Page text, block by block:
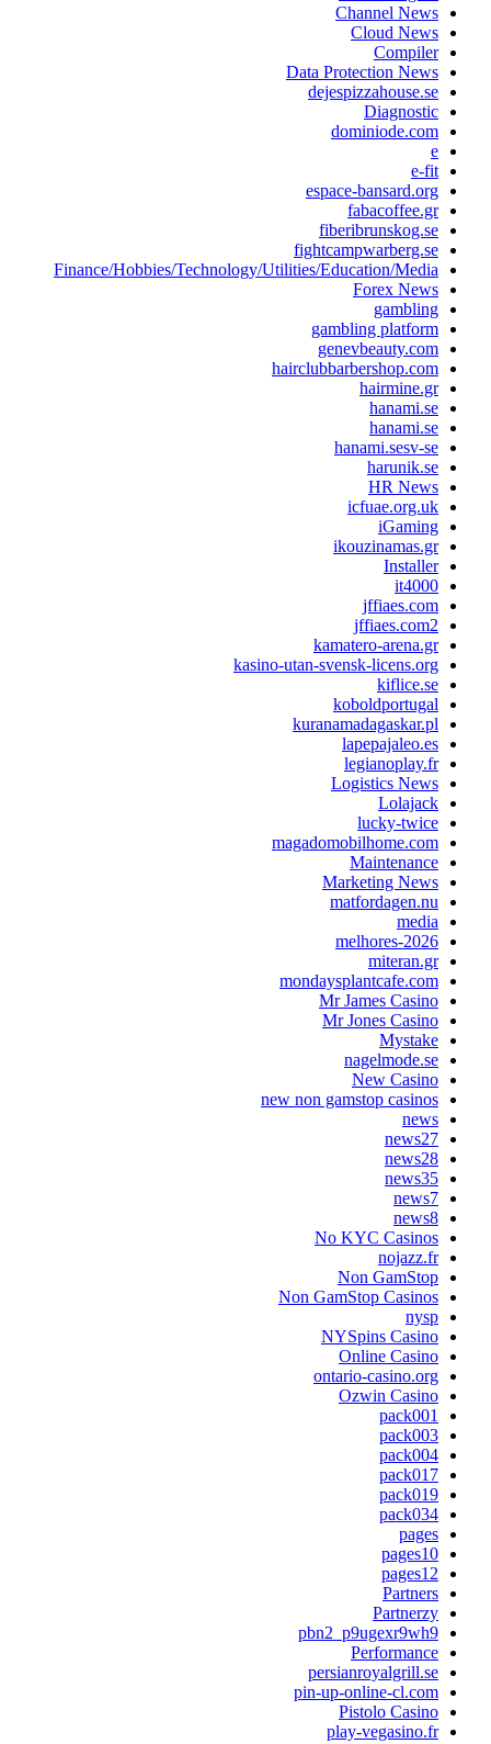
Channel News
Cloud News
Compiler
Data Protection News
dejespizzahouse.se
Diagnostic
dominiode.com
e
e-fit
espace-bansard.org
fabacoffee.gr
fiberibrunskog.se
fightcampwarberg.se
Finance/Hobbies/Technology/Utilities/Education/Media
Forex News
gambling
gambling platform
genevbeauty.com
hairclubbarbershop.com
hairmine.gr
hanami.se
hanami.se
hanami.sesv-se
harunik.se
HR News
icfuae.org.uk
iGaming
ikouzinamas.gr
Installer
it4000
jffiaes.com
jffiaes.com2
kamatero-arena.gr
kasino-utan-svensk-licens.org
kiflice.se
koboldportugal
kuranamadagaskar.pl
lapepajaleo.es
legianoplay.fr
Logistics News
Lolajack
lucky-twice
magadomobilhome.com
Maintenance
Marketing News
matfordagen.nu
media
melhores-2026
miteran.gr
mondaysplantcafe.com
Mr James Casino
Mr Jones Casino
Mystake
nagelmode.se
New Casino
new non gamstop casinos
news
news27
news28
news35
news7
news8
No KYC Casinos
nojazz.fr
Non GamStop
Non GamStop Casinos
nysp
NYSpins Casino
Online Casino
ontario-casino.org
Ozwin Casino
pack001
pack003
pack004
pack017
pack019
pack034
pages
pages10
pages12
Partners
Partnerzy
pbn2_p9ugexr9wh9
Performance
persianroyalgrill.se
pin-up-online-cl.com
Pistolo Casino
play-vegasino.fr